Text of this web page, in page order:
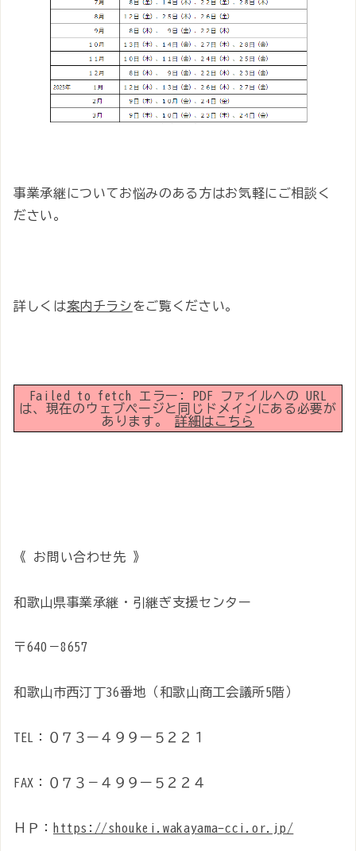
事業承継についてお悩みのある方はお気軽にご相談く
ださい。
詳しくは案内チラシをご覧ください。
Failed to fetch エラー: PDF ファイルへの URL
は、現在のウェブページと同じドメインにある必要が
あります。 詳細はこちら
《 お問い合わせ先 》
和歌山県事業承継・引継ぎ支援センター
〒640－8657
和歌山市西汀丁36番地（和歌山商工会議所5階）
TEL：０７３ー４９９ー５２２１
FAX：０７３－４９９ー５２２４
ＨＰ： https://shoukei.wakayama-cci.or.jp/